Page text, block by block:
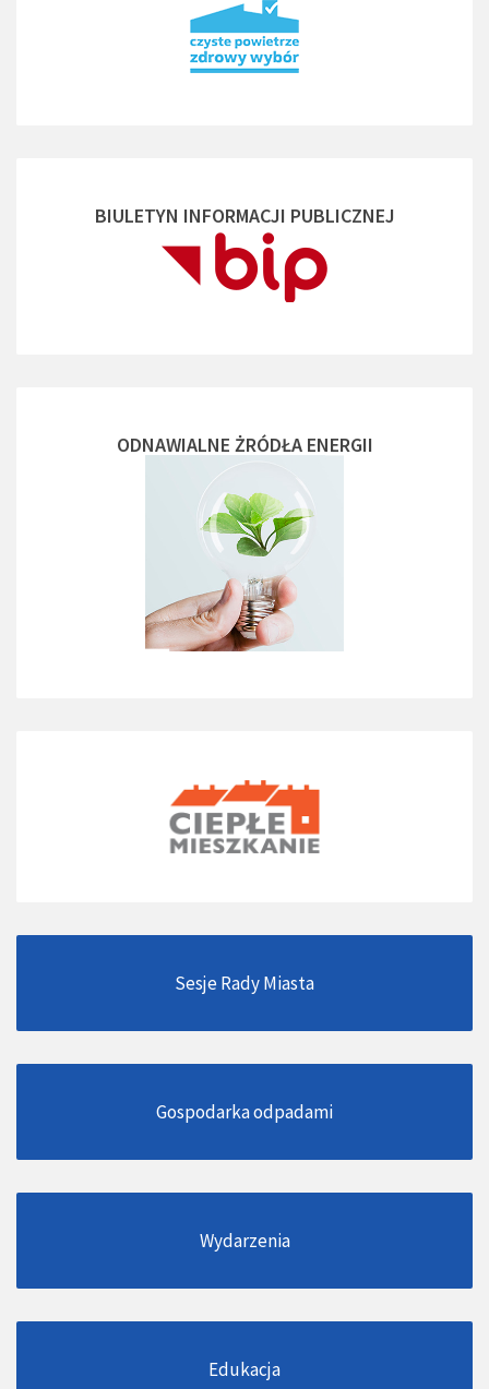
BIULETYN INFORMACJI PUBLICZNEJ
ODNAWIALNE ŻRÓDŁA ENERGII
Sesje Rady Miasta
Gospodarka odpadami
Wydarzenia
Edukacja